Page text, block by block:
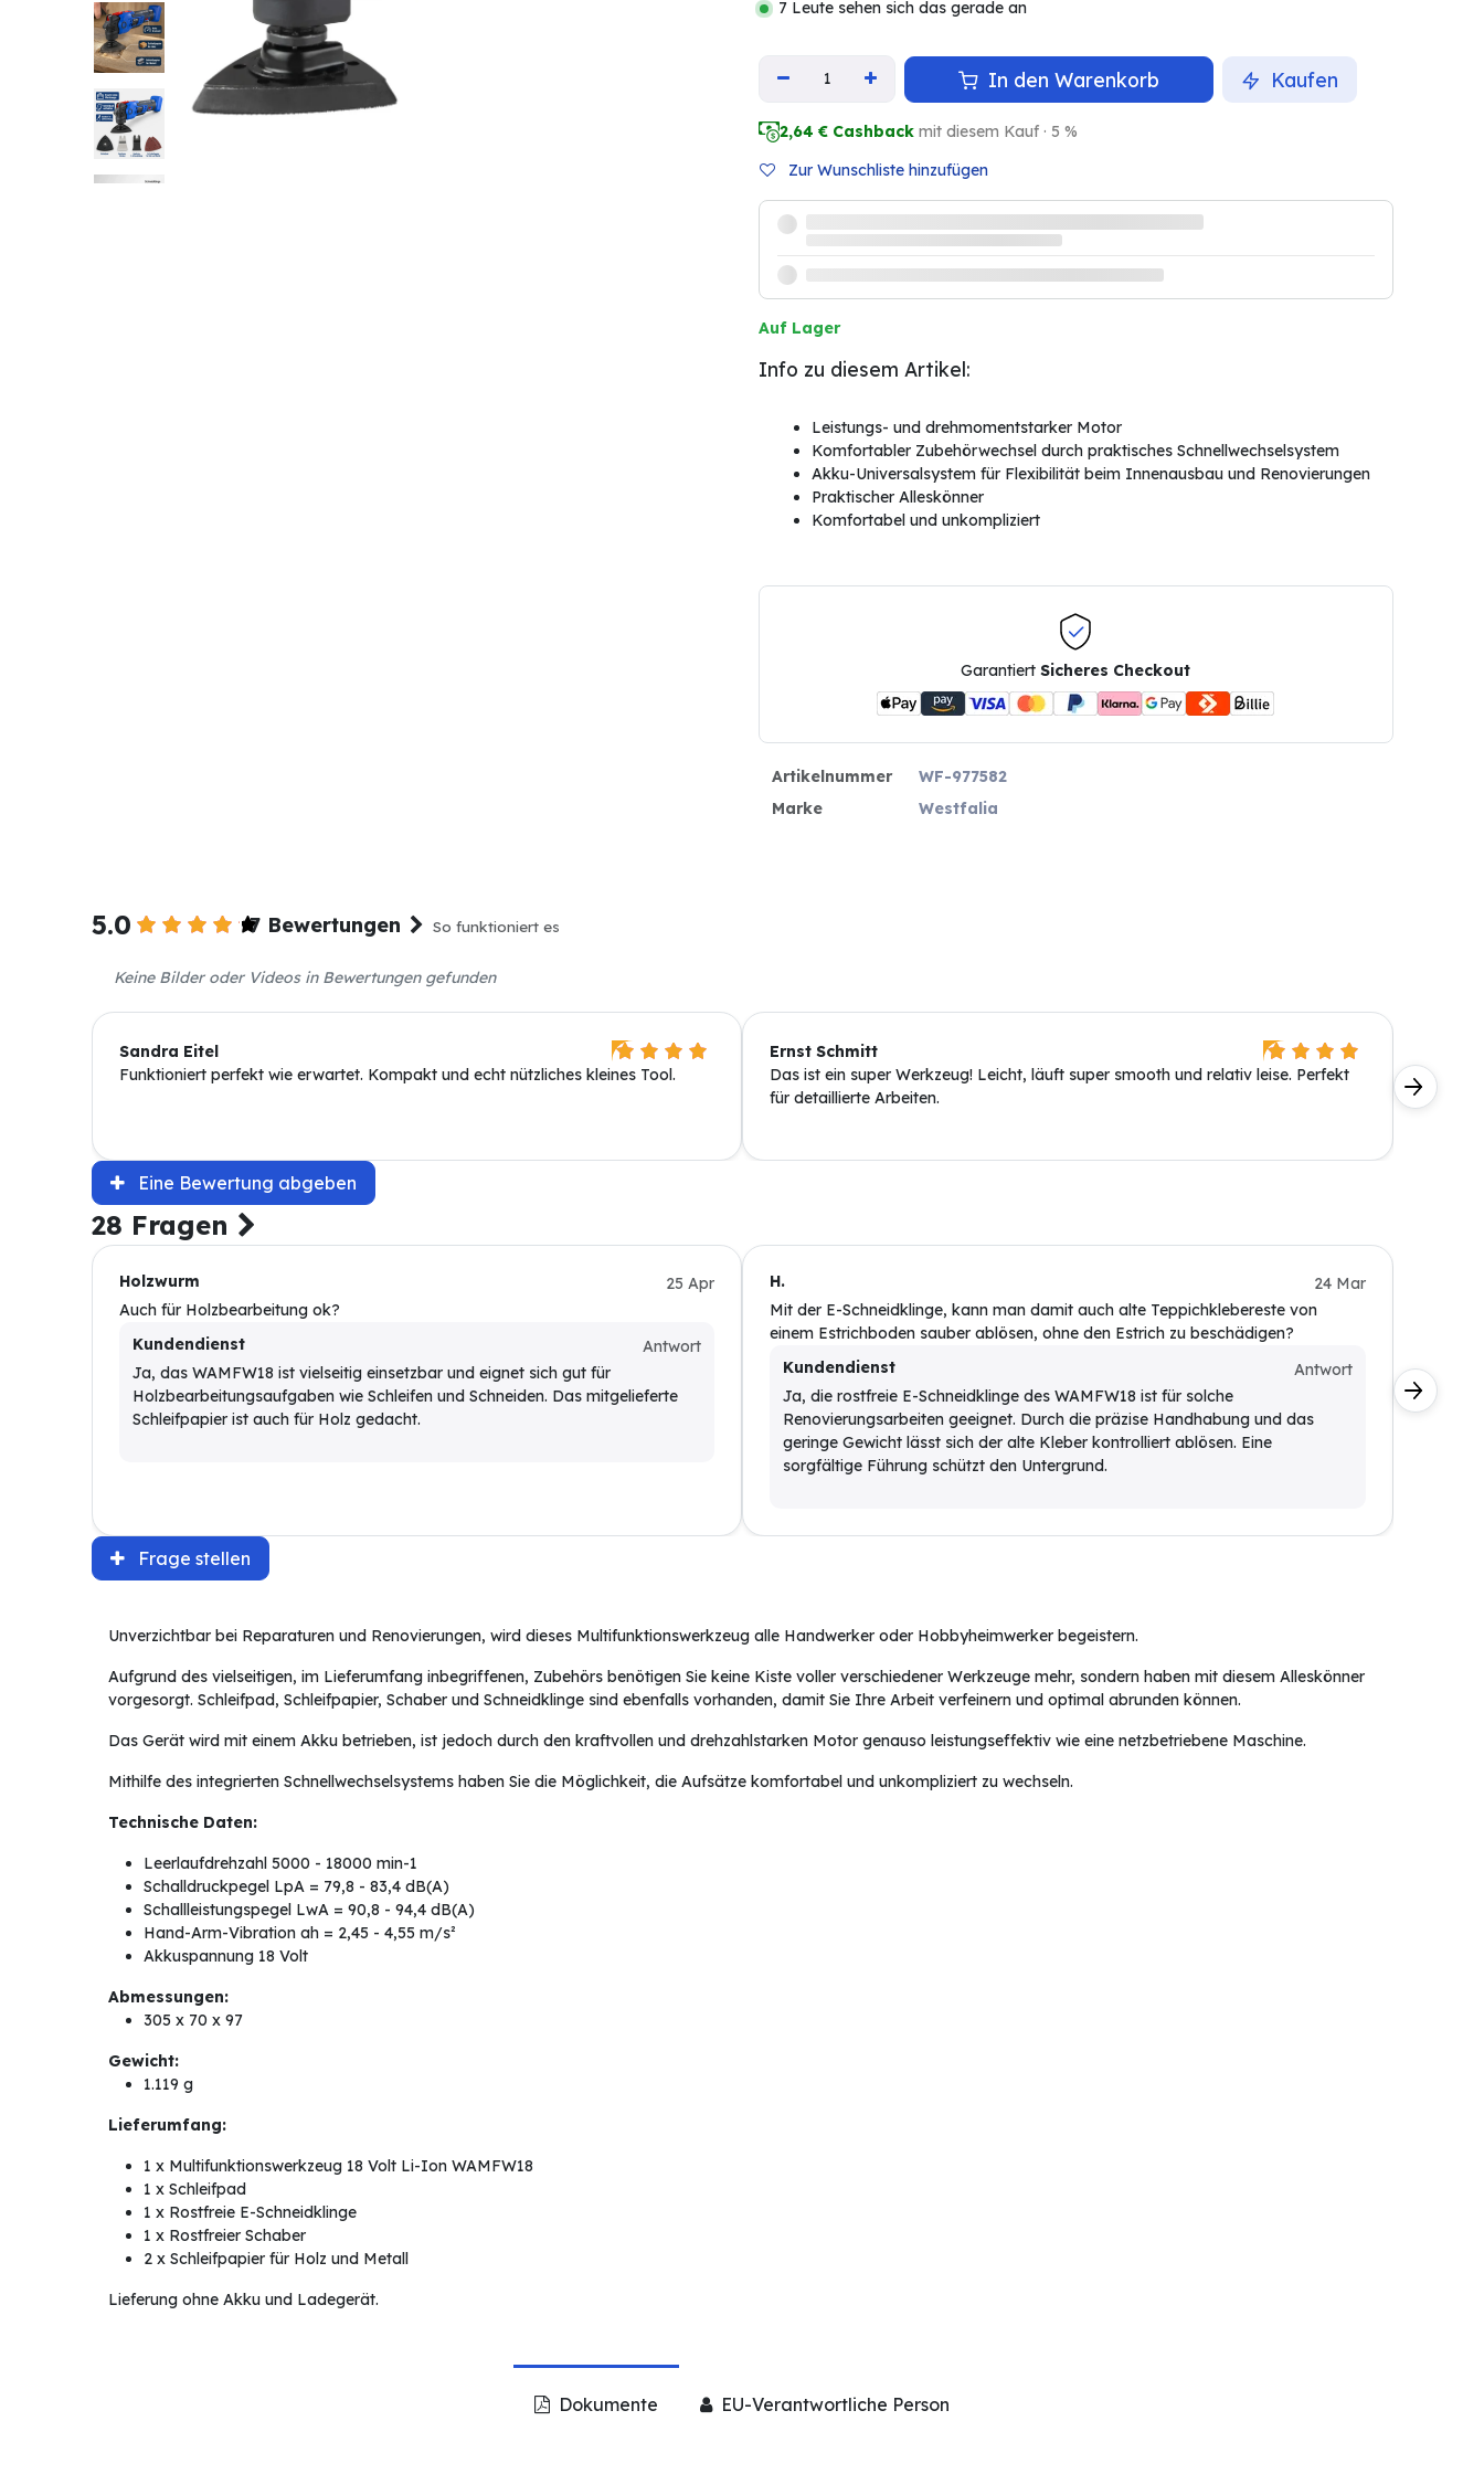
7 Leute sehen sich das gerade an
In den Warenkorb Kaufen
2,64 € Cashback mit diesem Kauf · 5 %
Zur Wunschliste hinzufügen
Auf Lager
Info zu diesem Artikel:
Leistungs- und drehmomentstarker Motor
Komfortabler Zubehörwechsel durch praktisches Schnellwechselsystem
Akku-Universalsystem für Flexibilität beim Innenausbau und Renovierungen
Praktischer Alleskönner
Komfortabel und unkompliziert
GarantiertSicheres Checkout
Artikelnummer
WF-977582
Marke
Westfalia
5.0 7 Bewertungen So funktioniert es
Keine Bilder oder Videos in Bewertungen gefunden
Sandra Eitel
Funktioniert perfekt wie erwartet. Kompakt und echt nützliches kleines Tool.
Ernst Schmitt
Das ist ein super Werkzeug! Leicht, läuft super smooth und relativ leise. Perfekt
für detaillierte Arbeiten.
Hat
Eine Bewertung abgeben
28 Fragen
Holzwurm
25 Apr
Auch für Holzbearbeitung ok?
Kundendienst
Antwort
Ja, das WAMFW18 ist vielseitig einsetzbar und eignet sich gut für
Holzbearbeitungsaufgaben wie Schleifen und Schneiden. Das mitgelieferte
Schleifpapier ist auch für Holz gedacht.
H.
24 Mar
Mit der E-Schneidklinge, kann man damit auch alte Teppichklebereste von
einem Estrichboden sauber ablösen, ohne den Estrich zu beschädigen?
Kundendienst
Antwort
Ja, die rostfreie E-Schneidklinge des WAMFW18 ist für solche
Renovierungsarbeiten geeignet. Durch die präzise Handhabung und das
geringe Gewicht lässt sich der alte Kleber kontrolliert ablösen. Eine
sorgfältige Führung schützt den Untergrund.
Ja,
Frage stellen
Unverzichtbar bei Reparaturen und Renovierungen, wird dieses Multifunktionswerkzeug alle Handwerker oder Hobbyheimwerker begeistern.
Aufgrund des vielseitigen, im Lieferumfang inbegriffenen, Zubehörs benötigen Sie keine Kiste voller verschiedener Werkzeuge mehr, sondern haben mit diesem Alleskönner
vorgesorgt. Schleifpad, Schleifpapier, Schaber und Schneidklinge sind ebenfalls vorhanden, damit Sie Ihre Arbeit verfeinern und optimal abrunden können.
Das Gerät wird mit einem Akku betrieben, ist jedoch durch den kraftvollen und drehzahlstarken Motor genauso leistungseffektiv wie eine netzbetriebene Maschine.
Mithilfe des integrierten Schnellwechselsystems haben Sie die Möglichkeit, die Aufsätze komfortabel und unkompliziert zu wechseln.
Technische Daten:
Leerlaufdrehzahl 5000 - 18000 min-1
Schalldruckpegel LpA = 79,8 - 83,4 dB(A)
Schallleistungspegel LwA = 90,8 - 94,4 dB(A)
Hand-Arm-Vibration ah = 2,45 - 4,55 m/s²
Akkuspannung 18 Volt
Abmessungen:
305 x 70 x 97
Gewicht:
1.119 g
Lieferumfang:
1 x Multifunktionswerkzeug 18 Volt Li-Ion WAMFW18
1 x Schleifpad
1 x Rostfreie E-Schneidklinge
1 x Rostfreier Schaber
2 x Schleifpapier für Holz und Metall
Lieferung ohne Akku und Ladegerät.
Dokumente EU-Verantwortliche Person